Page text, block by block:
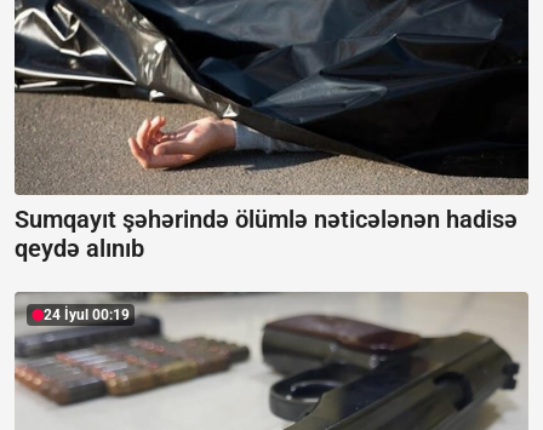
Sumqayıt şəhərində ölümlə nəticələnən hadisə
qeydə alınıb
24 İyul 00:19